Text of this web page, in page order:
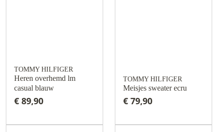
TOMMY HILFIGER
Heren overhemd lm
casual blauw
€ 89,90
TOMMY HILFIGER
Meisjes sweater ecru
€ 79,90